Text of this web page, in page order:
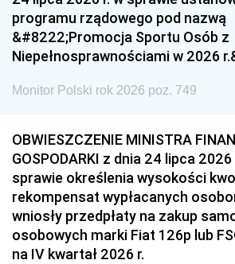
programu rządowego pod nazwą
&#8222;Promocja Sportu Osób z
Niepełnosprawnościami w 2026
Monitor Polski rok 2026 poz. 749
OBWIESZCZENIE MINISTRA
GOSPODARKI z dnia 24 lipca 2026
sprawie określenia wysokości
rekompensat wypłacanych
wniosły przedpłaty na zakup
osobowych marki Fiat 126p lub
na IV kwartał 2026 r.